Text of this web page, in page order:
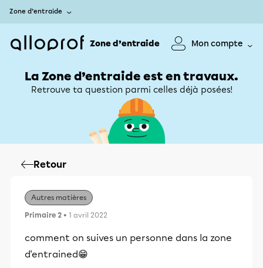
Zone d’entraide
Zone d’entraide Mon compte
La Zone d’entraide est en travaux.
Retrouve ta question parmi celles déjà posées!
Retour
Autres matières
Primaire 2 • 1 avril 2022
comment on suives un personne dans la zone
d'entrained😁